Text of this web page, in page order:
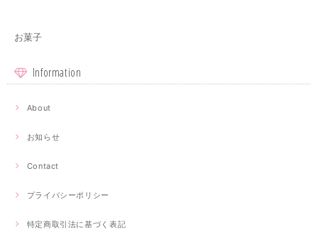
お菓子
Information
About
お知らせ
Contact
プライバシーポリシー
特定商取引法に基づく表記